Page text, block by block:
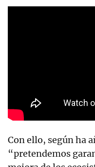
Con ello, según ha
“pretendemos